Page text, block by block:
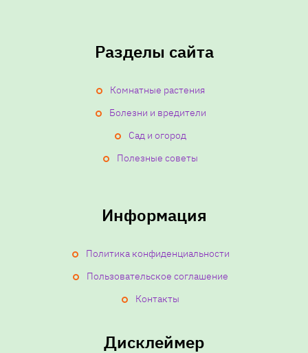
Разделы сайта
Комнатные растения
Болезни и вредители
Сад и огород
Полезные советы
Информация
Политика конфиденциальности
Пользовательское соглашение
Контакты
Дисклеймер